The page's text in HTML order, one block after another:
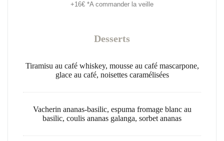
+16€ *A commander la veille
Desserts
Tiramisu au café whiskey, mousse au café mascarpone,
glace au café, noisettes caramélisées
Vacherin ananas-basilic, espuma fromage blanc au
basilic, coulis ananas galanga, sorbet ananas